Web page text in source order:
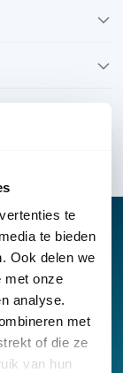
te
te bieden
Ook delen we
met onze
analyse.
met
of die ze
van hun